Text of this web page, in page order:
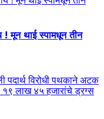
! मून थाई स्पामधून तीन